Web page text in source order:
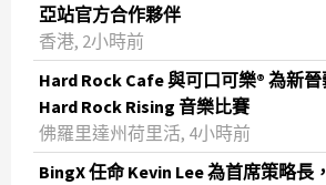
亞站官方合作夥伴
香港, 2小時前
Hard Rock Cafe 與可口可樂® 為新
Hard Rock Rising 音樂比賽
佛羅里達州荷里活, 4小時前
BingX 任命 Kevin Lee 為首席策略長